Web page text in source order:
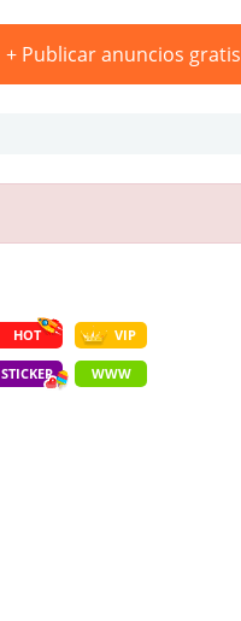
+Publicar anuncios gratis
HOT VIP
STICKER WWW